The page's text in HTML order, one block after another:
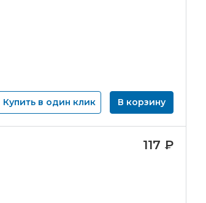
Купить в один клик В корзину
117 ₽